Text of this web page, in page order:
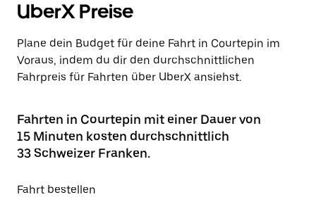
UberX Preise
Plane dein Budget für deine Fahrt in Courtepin im
Voraus, indem du dir den durchschnittlichen
Fahrpreis für Fahrten über UberX ansiehst.
Fahrten in Courtepin mit einer Dauer von
15 Minuten kosten durchschnittlich
33 Schweizer Franken.
Fahrt bestellen